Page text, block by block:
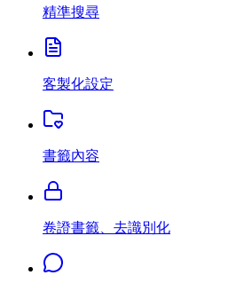
精準搜尋
客製化設定
書籤內容
卷證書籤、去識別化